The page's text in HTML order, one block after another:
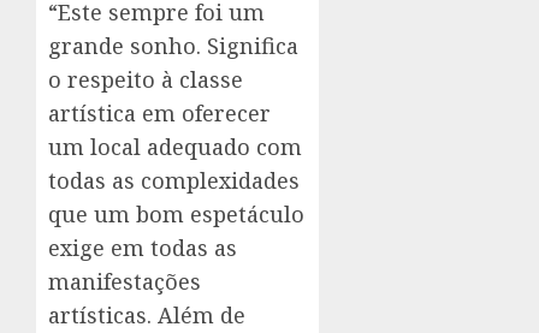
“Este sempre foi um
grande sonho. Significa
o respeito à classe
artística em oferecer
um local adequado com
todas as complexidades
que um bom espetáculo
exige em todas as
manifestações
artísticas. Além de